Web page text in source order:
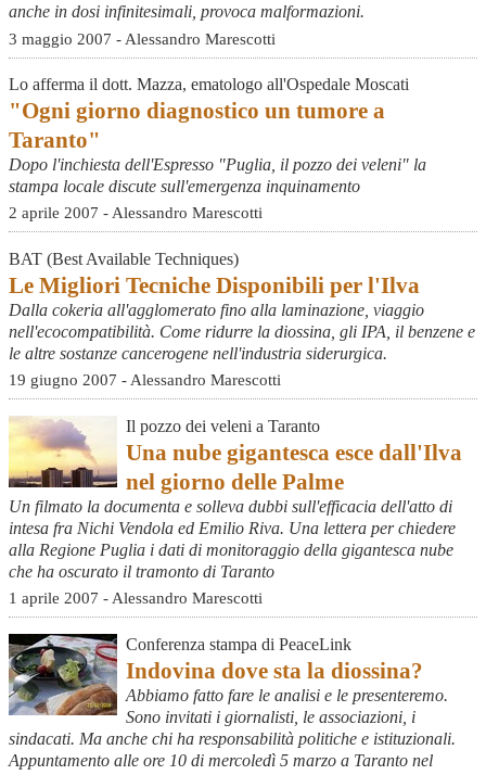
anche in dosi infinitesimali, provoca malformazioni.
3 maggio 2007 - Alessandro Marescotti
Lo afferma il dott. Mazza, ematologo all'Ospedale Moscati
"Ogni giorno diagnostico un tumore a
Taranto"
Dopo l'inchiesta dell'Espresso "Puglia, il pozzo dei veleni" la
stampa locale discute sull'emergenza inquinamento
2 aprile 2007 - Alessandro Marescotti
BAT (Best Available Techniques)
Le Migliori Tecniche Disponibili per l'Ilva
Dalla cokeria all'agglomerato fino alla laminazione, viaggio
nell'ecocompatibilità. Come ridurre la diossina, gli IPA, il benzene e
le altre sostanze cancerogene nell'industria siderurgica.
19 giugno 2007 - Alessandro Marescotti
Il pozzo dei veleni a Taranto
Una nube gigantesca esce dall'Ilva
nel giorno delle Palme
Un filmato la documenta e solleva dubbi sull'efficacia dell'atto di
intesa fra Nichi Vendola ed Emilio Riva. Una lettera per chiedere
alla Regione Puglia i dati di monitoraggio della gigantesca nube
che ha oscurato il tramonto di Taranto
1 aprile 2007 - Alessandro Marescotti
Conferenza stampa di PeaceLink
Indovina dove sta la diossina?
Abbiamo fatto fare le analisi e le presenteremo.
Sono invitati i giornalisti, le associazioni, i
sindacati. Ma anche chi ha responsabilità politiche e istituzionali.
Appuntamento alle ore 10 di mercoledì 5 marzo a Taranto nel